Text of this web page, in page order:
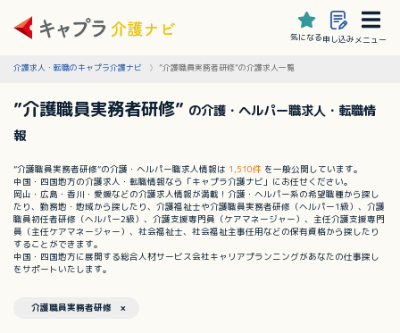
気になる申し込みメニュー
介護求人・転職のキャプラ介護ナビ ”介護職員実務者研修”の介護求人一覧
”介護職員実務者研修” の介護・ヘルパー職求人・転職情
報
”介護職員実務者研修”の介護・ヘルパー職求人情報は 1,510件 を一般公開しています。
中国・四国地方の介護求人・転職情報なら「キャプラ介護ナビ」にお任せください。
岡山・広島・香川・愛媛などの介護求人情報が満載！介護・ヘルパー系の希望職種から探し
たり、勤務地・地域から探したり、介護福祉士や介護職員実務者研修（ヘルパー1級）、介護
職員初任者研修（ヘルパー2級）、介護支援専門員（ケアマネージャー）、主任介護支援専門
員（主任ケアマネージャー）、社会福祉士、社会福祉主事任用などの保有資格から探したり
することができます。
中国・四国地方に展開する総合人材サービス会社キャリアプランニングがあなたの仕事探し
をサポートいたします。
介護職員実務者研修 ×